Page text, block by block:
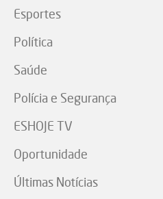
Esportes
Política
Saúde
Polícia e Segurança
ESHOJE TV
Oportunidade
Últimas Notícias